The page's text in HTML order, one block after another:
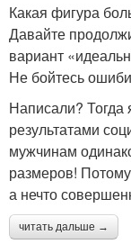
Какая фигура
Давайте
вариант
Не бойтесь
Написали? Тогда
результатами
мужчинам
размеров!
а нечто
читать дальше →